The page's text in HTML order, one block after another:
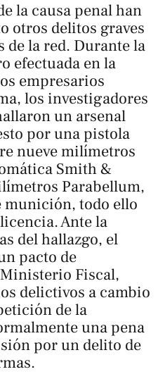
la causa penal han
otros delitos graves
de la red. Durante la
efectuada en la
empresarios
los investigadores
un arsenal
por una pistola
nueve milímetros
Smith &
Parabellum,
munición, todo ello
Ante la
del hallazgo, el
pacto de
Fiscal,
delictivos a cambio
de la
una pena
por un delito de